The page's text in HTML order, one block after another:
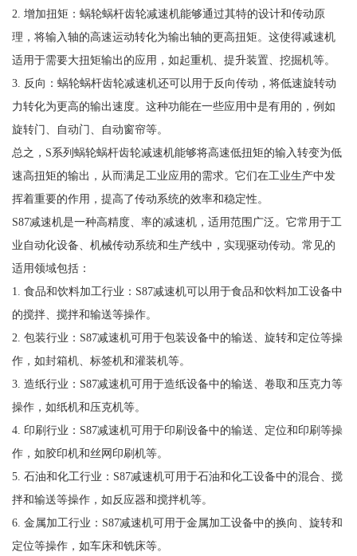
2. 增加扭矩：蜗轮蜗杆齿轮减速机能够通过其特的设计和传动原
理，将输入轴的高速运动转化为输出轴的更高扭矩。这使得减速机
适用于需要大扭矩输出的应用，如起重机、提升装置、挖掘机等。
3. 反向：蜗轮蜗杆齿轮减速机还可以用于反向传动，将低速旋转动
力转化为更高的输出速度。这种功能在一些应用中是有用的，例如
旋转门、自动门、自动窗帘等。
总之，S系列蜗轮蜗杆齿轮减速机能够将高速低扭矩的输入转变为低
速高扭矩的输出，从而满足工业应用的需求。它们在工业生产中发
挥着重要的作用，提高了传动系统的效率和稳定性。
S87减速机是一种高精度、率的减速机，适用范围广泛。它常用于工
业自动化设备、机械传动系统和生产线中，实现驱动传动。常见的
适用领域包括：
1. 食品和饮料加工行业：S87减速机可以用于食品和饮料加工设备中
的搅拌、搅拌和输送等操作。
2. 包装行业：S87减速机可用于包装设备中的输送、旋转和定位等操
作，如封箱机、标签机和灌装机等。
3. 造纸行业：S87减速机可用于造纸设备中的输送、卷取和压克力等
操作，如纸机和压克机等。
4. 印刷行业：S87减速机可用于印刷设备中的输送、定位和印刷等操
作，如胶印机和丝网印刷机等。
5. 石油和化工行业：S87减速机可用于石油和化工设备中的混合、搅
拌和输送等操作，如反应器和搅拌机等。
6. 金属加工行业：S87减速机可用于金属加工设备中的换向、旋转和
定位等操作，如车床和铣床等。